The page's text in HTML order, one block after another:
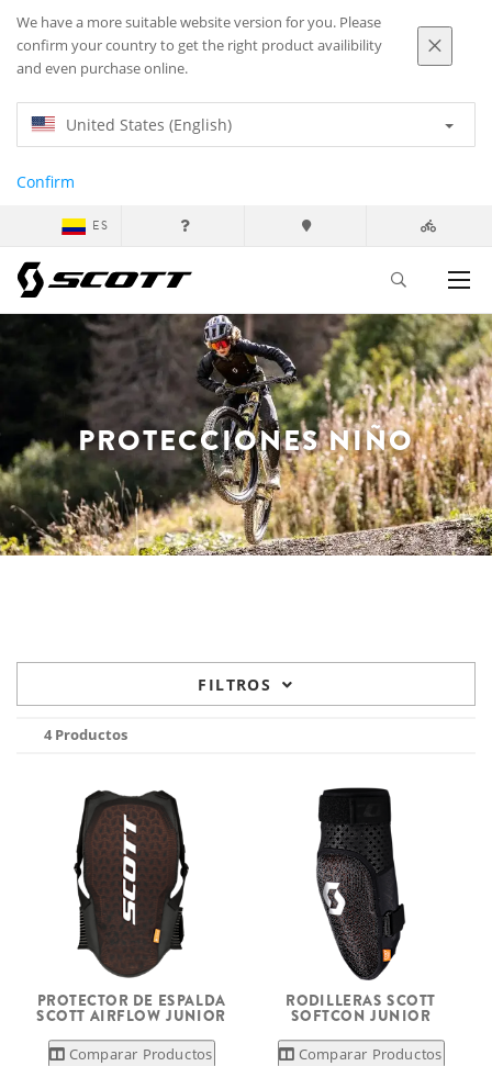
We have a more suitable website version for you. Please
confirm your country to get the right product availibility
and even purchase online.
United States (English)
Confirm
ES
PROTECCIONES NIÑO
FILTROS
4 Productos
PROTECTOR DE ESPALDA
SCOTT AIRFLOW JUNIOR
Comparar Productos
RODILLERAS SCOTT
SOFTCON JUNIOR
Comparar Productos